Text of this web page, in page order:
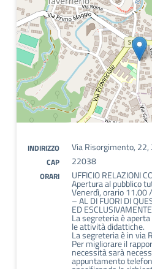
INDIRIZZO Via Risorgimento,
CAP 22038
ORARI UFFICIO RELAZIONI
Apertura al pubblico
Venerdì, orario 11.00
– AL DI FUORI DI
ED
La segreteria è
le attività didattiche.
La segreteria è in via
Per migliorare il
necessità sarà
appuntamento